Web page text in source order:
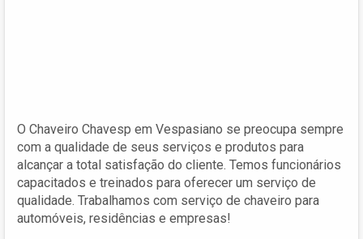
O Chaveiro Chavesp em Vespasiano se preocupa sempre
com a qualidade de seus serviços e produtos para
alcançar a total satisfação do cliente. Temos funcionários
capacitados e treinados para oferecer um serviço de
qualidade. Trabalhamos com serviço de chaveiro para
automóveis, residências e empresas!